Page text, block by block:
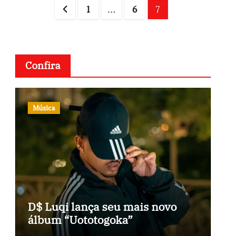
1 … 6 7
Confira
Música
D$ Luqi lança seu mais novo
álbum “Uototogoka”